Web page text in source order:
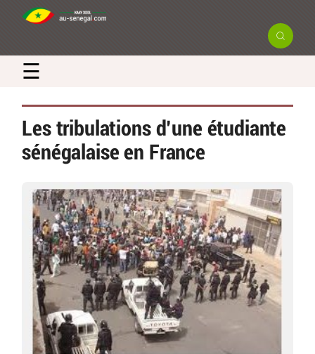
☰
Les tribulations d’une étudiante
sénégalaise en France